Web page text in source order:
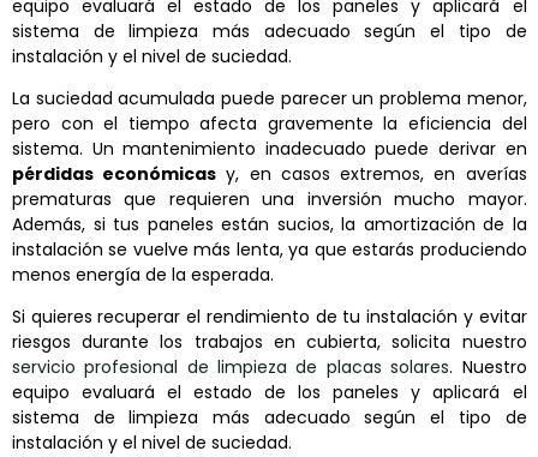
equipo evaluará el estado de los paneles y aplicará el
sistema de limpieza más adecuado según el tipo de
instalación y el nivel de suciedad.
La suciedad acumulada puede parecer un problema menor,
pero con el tiempo afecta gravemente la eficiencia del
sistema. Un mantenimiento inadecuado puede derivar en
pérdidas económicas y, en casos extremos, en averías
prematuras que requieren una inversión mucho mayor.
Además, si tus paneles están sucios, la amortización de la
instalación se vuelve más lenta, ya que estarás produciendo
menos energía de la esperada.
Si quieres recuperar el rendimiento de tu instalación y evitar
riesgos durante los trabajos en cubierta, solicita nuestro
servicio profesional de limpieza de placas solares. Nuestro
equipo evaluará el estado de los paneles y aplicará el
sistema de limpieza más adecuado según el tipo de
instalación y el nivel de suciedad.